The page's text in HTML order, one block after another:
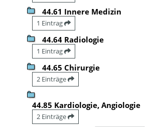
44.61 Innere Medizin
1 Eintrag
44.64 Radiologie
1 Eintrag
44.65 Chirurgie
2 Einträge
44.85 Kardiologie, Angiologie
2 Einträge